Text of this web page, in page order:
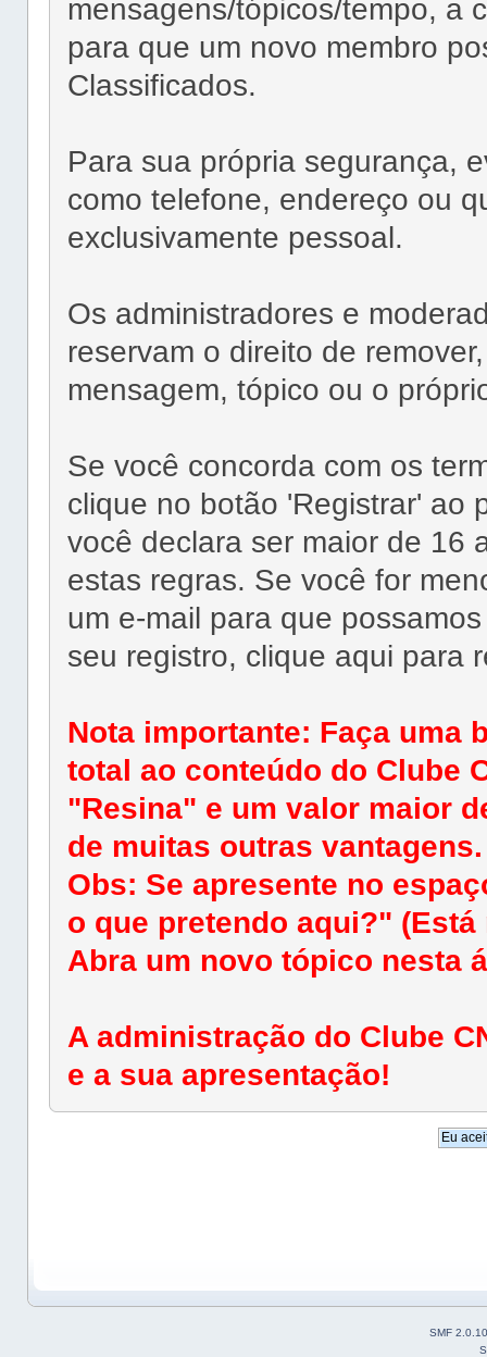
mensagens/tópicos/tempo, a
para que um novo membro
Classificados.
Para sua própria segurança,
como telefone, endereço ou
exclusivamente pessoal.
Os administradores e
reservam o direito de
mensagem, tópico ou o
Se você concorda com os
clique no botão 'Registrar' ao
você declara ser maior de 16
estas regras. Se você for
um e-mail para que
seu registro, clique aqui para
Nota importante: Faça uma
total ao conteúdo do Clube
"Resina" e um valor maior
de muitas outras vantagens.
Obs: Se apresente no
o que pretendo aqui?"
Abra um novo tópico nesta
A administração do Clube
e a sua apresentação!
SMF 2.0.10